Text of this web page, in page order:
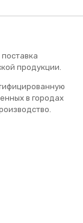
продукции.
в городах